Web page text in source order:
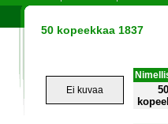
50 kopeekkaa 1837
Ei kuvaa
50